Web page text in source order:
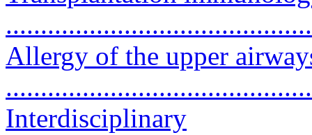
Allergy of the upper
Interdisciplinary